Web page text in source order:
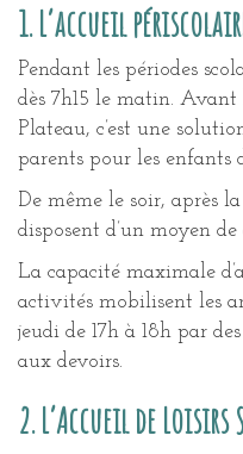
1. L’accueil
Pendant les périodes
dès 7h15 le matin. Avant
Plateau, c’est une
parents pour les enfants
De même le soir, après
disposent d’un moyen de
La capacité maximale
activités mobilisent les
jeudi de 17h à 18h par
aux devoirs.
2. L’Accueil de Loisirs